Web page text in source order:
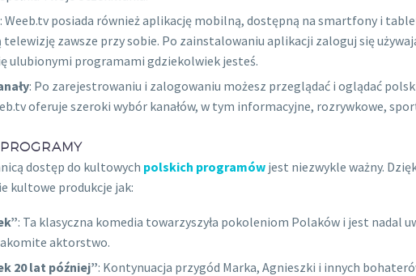
: Weeb.tv posiada również aplikację mobilną, dostępną na smartfony i
zawsze przy sobie. Po zainstalowaniu aplikacji zaloguj się
ulubionymi programami gdziekolwiek jesteś.
: Po zarejestrowaniu i zalogowaniu możesz przeglądać i oglądać
oferuje szeroki wybór kanałów, w tym informacyjne, rozrywkowe,
dostęp do kultowych polskich programów jest niezwykle ważny.
kultowe produkcje jak:
: Ta klasyczna komedia towarzyszyła pokoleniom Polaków i jest nadal
aktorstwo.
20 lat później”: Kontynuacja przygód Marka, Agnieszki i innych